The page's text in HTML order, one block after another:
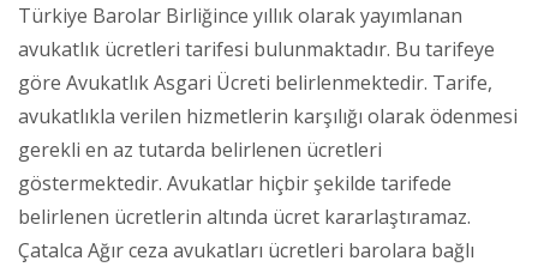
Türkiye Barolar Birliğince yıllık olarak yayımlanan
avukatlık ücretleri tarifesi bulunmaktadır. Bu tarifeye
göre Avukatlık Asgari Ücreti belirlenmektedir. Tarife,
avukatlıkla verilen hizmetlerin karşılığı olarak ödenmesi
gerekli en az tutarda belirlenen ücretleri
göstermektedir. Avukatlar hiçbir şekilde tarifede
belirlenen ücretlerin altında ücret kararlaştıramaz.
Çatalca Ağır ceza avukatları ücretleri barolara bağlı